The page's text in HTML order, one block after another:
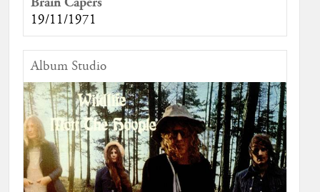
19/11/1971
Album Studio